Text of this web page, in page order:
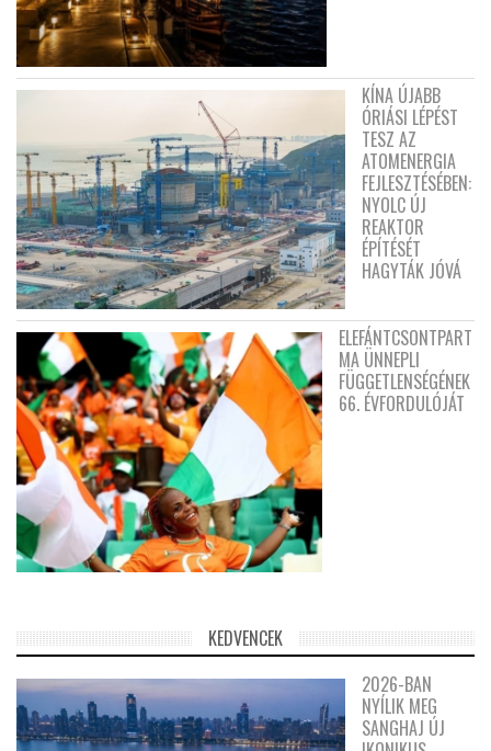
KÍNA ÚJABB
ÓRIÁSI LÉPÉST
TESZ AZ
ATOMENERGIA
FEJLESZTÉSÉBEN:
NYOLC ÚJ
REAKTOR
ÉPÍTÉSÉT
HAGYTÁK JÓVÁ
ELEFÁNTCSONTPART
MA ÜNNEPLI
FÜGGETLENSÉGÉNEK
66. ÉVFORDULÓJÁT
KEDVENCEK
2026-BAN
NYÍLIK MEG
SANGHAJ ÚJ